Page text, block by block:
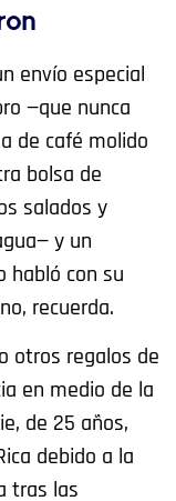
envío especial
—que nunca
de café molido
bolsa de
salados y
y un
habló con su
recuerda.
otros regalos de
en medio de la
de 25 años,
debido a la
tras las